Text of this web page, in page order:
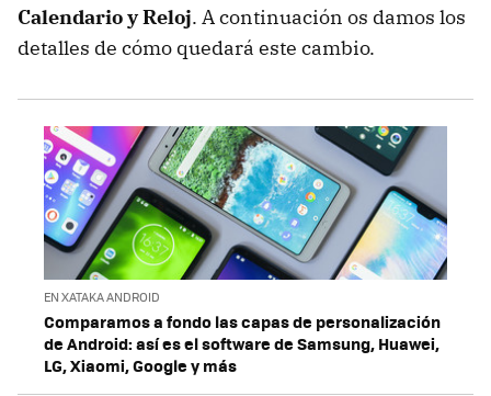
Calendario y Reloj. A continuación os damos los
detalles de cómo quedará este cambio.
EN XATAKA ANDROID
Comparamos a fondo las capas de personalización
de Android: así es el software de Samsung, Huawei,
LG, Xiaomi, Google y más